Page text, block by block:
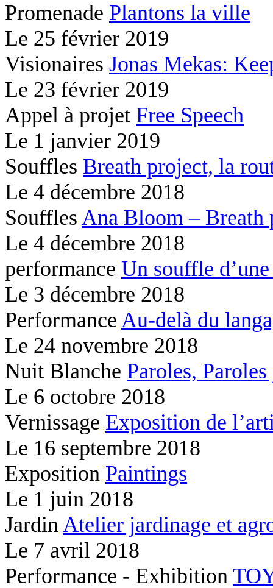
Promenade Plantons la ville
Le 25 février 2019
Visionaires Jonas Mekas:
Le 23 février 2019
Appel à projet Free Speech
Le 1 janvier 2019
Souffles Breath project, la
Le 4 décembre 2018
Souffles Ana Bloom –
Le 4 décembre 2018
performance Un souffle
Le 3 décembre 2018
Performance Au-delà du
Le 24 novembre 2018
Nuit Blanche Paroles,
Le 6 octobre 2018
Vernissage Exposition de
Le 16 septembre 2018
Exposition Paintings
Le 1 juin 2018
JardinAtelier jardinage et
Le 7 avril 2018
Performance - Exhibition